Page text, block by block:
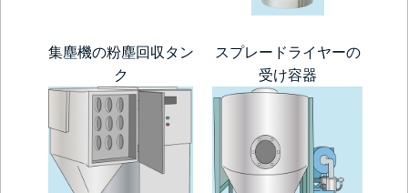
集塵機の粉塵回収タン
ク
スプレードライヤーの
受け容器